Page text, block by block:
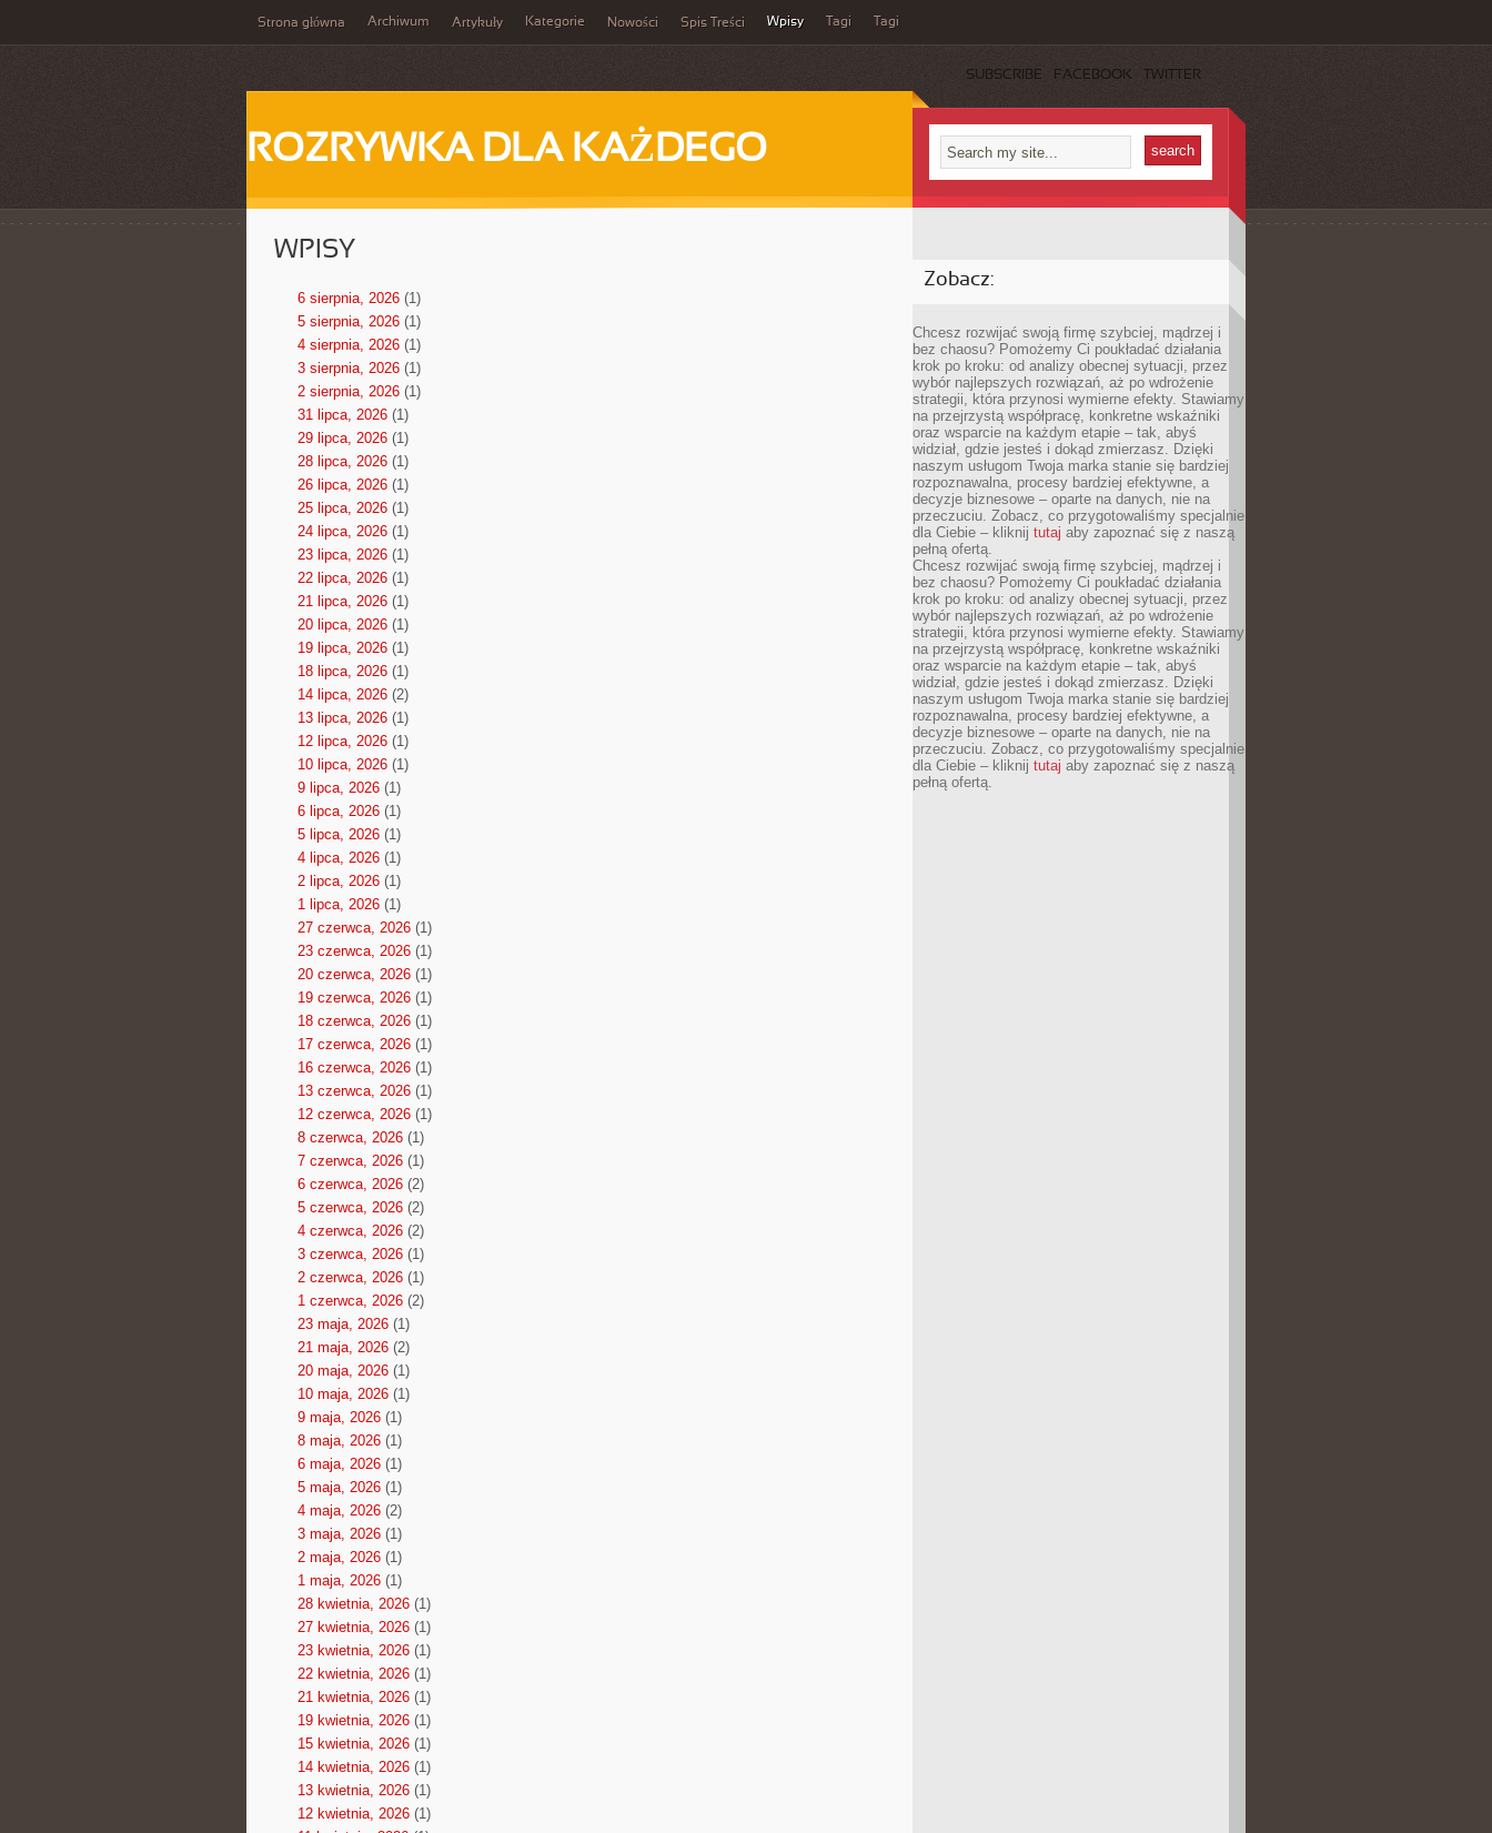
Strona główna Archiwum Artykuły Kategorie Nowości Spis Treści Wpisy Tagi Tagi
SUBSCRIBE FACEBOOK TWITTER
ROZRYWKA DLA KAŻDEGO
WPISY
6 sierpnia, 2026(1)
5 sierpnia, 2026(1)
4 sierpnia, 2026(1)
3 sierpnia, 2026(1)
2 sierpnia, 2026(1)
31 lipca, 2026(1)
29 lipca, 2026(1)
28 lipca, 2026(1)
26 lipca, 2026(1)
25 lipca, 2026(1)
24 lipca, 2026(1)
23 lipca, 2026(1)
22 lipca, 2026(1)
21 lipca, 2026(1)
20 lipca, 2026(1)
19 lipca, 2026(1)
18 lipca, 2026(1)
14 lipca, 2026(2)
13 lipca, 2026(1)
12 lipca, 2026(1)
10 lipca, 2026(1)
9 lipca, 2026(1)
6 lipca, 2026(1)
5 lipca, 2026(1)
4 lipca, 2026(1)
2 lipca, 2026(1)
1 lipca, 2026(1)
27 czerwca, 2026(1)
23 czerwca, 2026(1)
20 czerwca, 2026(1)
19 czerwca, 2026(1)
18 czerwca, 2026(1)
17 czerwca, 2026(1)
16 czerwca, 2026(1)
13 czerwca, 2026(1)
12 czerwca, 2026(1)
8 czerwca, 2026(1)
7 czerwca, 2026(1)
6 czerwca, 2026(2)
5 czerwca, 2026(2)
4 czerwca, 2026(2)
3 czerwca, 2026(1)
2 czerwca, 2026(1)
1 czerwca, 2026(2)
23 maja, 2026(1)
21 maja, 2026(2)
20 maja, 2026(1)
10 maja, 2026(1)
9 maja, 2026(1)
8 maja, 2026(1)
6 maja, 2026(1)
5 maja, 2026(1)
4 maja, 2026(2)
3 maja, 2026(1)
2 maja, 2026(1)
1 maja, 2026(1)
28 kwietnia, 2026(1)
27 kwietnia, 2026(1)
23 kwietnia, 2026(1)
22 kwietnia, 2026(1)
21 kwietnia, 2026(1)
19 kwietnia, 2026(1)
15 kwietnia, 2026(1)
14 kwietnia, 2026(1)
13 kwietnia, 2026(1)
12 kwietnia, 2026(1)
Zobacz:
Chcesz rozwijać swoją firmę szybciej, mądrzej i
bez chaosu? Pomożemy Ci poukładać działania
krok po kroku: od analizy obecnej sytuacji, przez
wybór najlepszych rozwiązań, aż po wdrożenie
strategii, która przynosi wymierne efekty. Stawiamy
na przejrzystą współpracę, konkretne wskaźniki
oraz wsparcie na każdym etapie – tak, abyś
widział, gdzie jesteś i dokąd zmierzasz. Dzięki
naszym usługom Twoja marka stanie się bardziej
rozpoznawalna, procesy bardziej efektywne, a
decyzje biznesowe – oparte na danych, nie na
przeczuciu. Zobacz, co przygotowaliśmy specjalnie
dla Ciebie – kliknij tutaj aby zapoznać się z naszą
pełną ofertą.
Chcesz rozwijać swoją firmę szybciej, mądrzej i
bez chaosu? Pomożemy Ci poukładać działania
krok po kroku: od analizy obecnej sytuacji, przez
wybór najlepszych rozwiązań, aż po wdrożenie
strategii, która przynosi wymierne efekty. Stawiamy
na przejrzystą współpracę, konkretne wskaźniki
oraz wsparcie na każdym etapie – tak, abyś
widział, gdzie jesteś i dokąd zmierzasz. Dzięki
naszym usługom Twoja marka stanie się bardziej
rozpoznawalna, procesy bardziej efektywne, a
decyzje biznesowe – oparte na danych, nie na
przeczuciu. Zobacz, co przygotowaliśmy specjalnie
dla Ciebie – kliknij tutaj aby zapoznać się z naszą
pełną ofertą.